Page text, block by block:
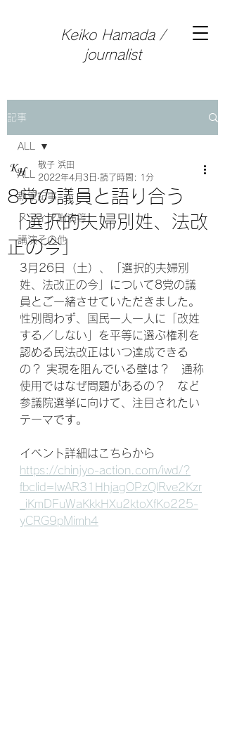
Keiko Hamada /
journalist
記事
ALL
執筆記事
メディア出演等
講演その他
ALL
8党の議員と語り合う
「選択的夫婦別姓、法改
正の今」
敬子 浜田
2022年4月3日 読了時間: 1分
3月26日（土）、「選択的夫婦別
姓、法改正の今」について8党の議
員とご一緒させていただきました。
性別問わず、国民一人一人に「改姓
する／しない」を平等に選ぶ権利を
認める民法改正はいつ達成できる
の？ 実現を阻んでいる壁は？　通称
使用ではなぜ問題があるの？　など
参議院選挙に向けて、注目されたい
テーマです。
イベント詳細はこちらから
https://chinjyo-action.com/iwd/?
fbclid=IwAR31HhjagOPzQlRve2Kzr
_iKmDFuWaKkkHXu2ktoXfKo225-
yCRG9pMimh4